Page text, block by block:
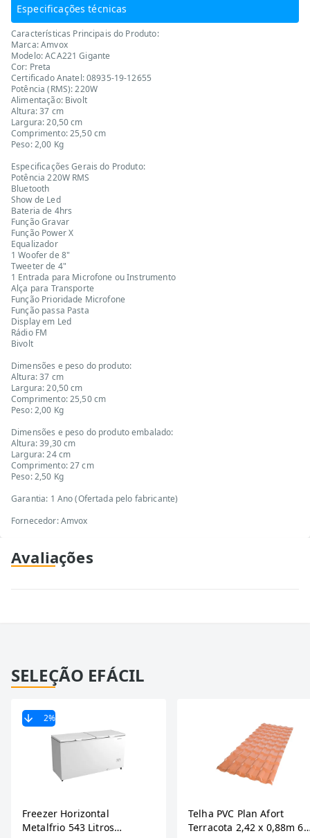
Especificações técnicas
Características Principais do Produto:
Marca: Amvox
Modelo: ACA221 Gigante
Cor: Preta
Certificado Anatel: 08935-19-12655
Potência (RMS): 220W
Alimentação: Bivolt
Altura: 37 cm
Largura: 20,50 cm
Comprimento: 25,50 cm
Peso: 2,00 Kg
Especificações Gerais do Produto:
Potência 220W RMS
Bluetooth
Show de Led
Bateria de 4hrs
Função Gravar
Função Power X
Equalizador
1 Woofer de 8"
Tweeter de 4"
1 Entrada para Microfone ou Instrumento
Alça para Transporte
Função Prioridade Microfone
Função passa Pasta
Display em Led
Rádio FM
Bivolt
Dimensões e peso do produto:
Altura: 37 cm
Largura: 20,50 cm
Comprimento: 25,50 cm
Peso: 2,00 Kg
Dimensões e peso do produto embalado:
Altura: 39,30 cm
Largura: 24 cm
Comprimento: 27 cm
Peso: 2,50 Kg
Garantia: 1 Ano (Ofertada pelo fabricante)
Fornecedor: Amvox
Avaliações
SELEÇÃO EFÁCIL
2%
Freezer Horizontal
Metalfrio 543 Litros
Telha PVC Plan Afort
Terracota 2,42 x 0,88m 6